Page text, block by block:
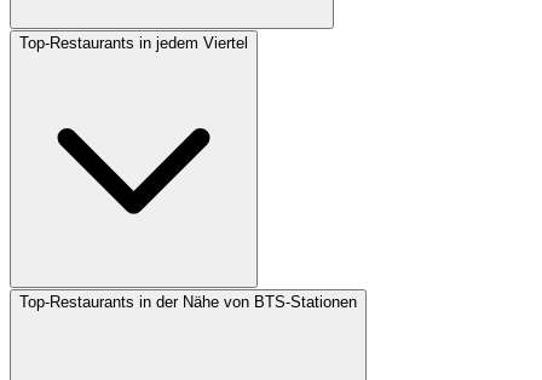
Top-Restaurants in jedem Viertel
Top-Restaurants in der Nähe von BTS-Stationen